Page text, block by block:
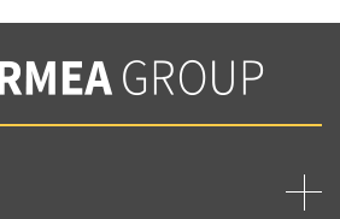
с нашей политикой